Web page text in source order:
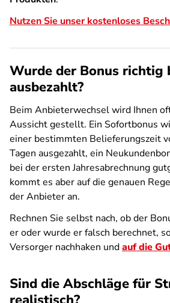
Nutzen Sie unser kostenloses
Wurde der Bonus richtig
ausbezahlt?
Beim Anbieterwechsel wird Ihnen
Aussicht gestellt. Ein Sofortbonus
einer bestimmten Belieferungszeit
Tagen ausgezahlt, ein
bei der ersten Jahresabrechnung
kommt es aber auf die genauen
der Anbieter an.
Rechnen Sie selbst nach, ob der
er oder wurde er falsch berechnet,
Versorger nachhaken undauf die
Sind die Abschläge für